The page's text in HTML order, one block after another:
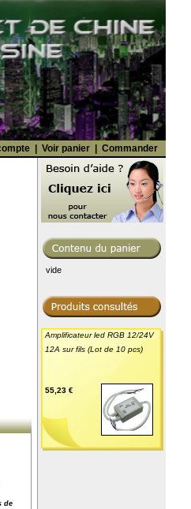
| Voir panier | Commander
de
vide
Amplificateur led RGB 12/24V
12A sur fils (Lot de 10 pcs)
55,23 €